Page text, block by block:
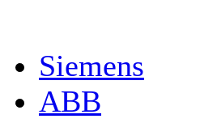
Siemens
ABB